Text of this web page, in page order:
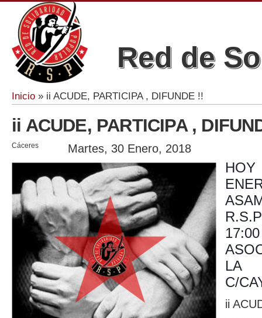
Red de
Se encuentra usted aquí
Inicio » ii ACUDE, PARTICIPA , DIFUNDE !!
ii ACUDE, PARTICIPA ,
Cáceres Martes, 30 Enero, 2018
LA
C/
ii